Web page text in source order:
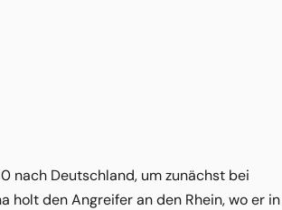
nach Deutschland, um zunächst bei
holt den Angreifer an den Rhein, wo er in